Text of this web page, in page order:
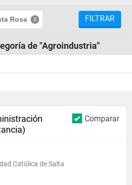
Rosa FILTRAR
de "Agroindustria"
Comparar
Católica de Salta